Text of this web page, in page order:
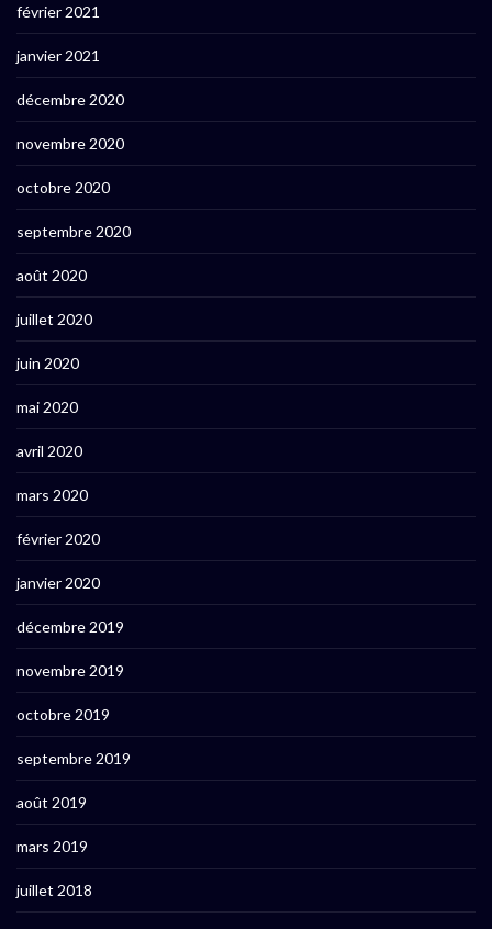
février 2021
janvier 2021
décembre 2020
novembre 2020
octobre 2020
septembre 2020
août 2020
juillet 2020
juin 2020
mai 2020
avril 2020
mars 2020
février 2020
janvier 2020
décembre 2019
novembre 2019
octobre 2019
septembre 2019
août 2019
mars 2019
juillet 2018